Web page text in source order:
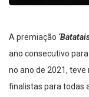
A premiação
ano consecutivo
no ano de 2021,
finalistas para todas